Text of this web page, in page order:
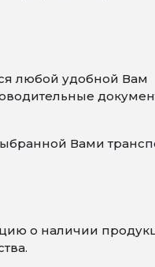
любой удобной Вам
Вами
о наличии